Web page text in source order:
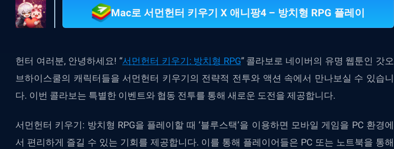
Mac로 서먼헌터 키우기 X 애니팡4 – 방치형 RPG 플레이
헌터 여러분, 안녕하세요! “서먼헌터 키우기: 방치형 RPG” 콜라보로 네이버의 유명 웹툰인 갓오
브하이스쿨의 캐릭터들을 서먼헌터 키우기의 전략적 전투와 액션 속에서 만나보실 수 있습니
다. 이번 콜라보는 특별한 이벤트와 협동 전투를 통해 새로운 도전을 제공합니다.
서먼헌터 키우기: 방치형 RPG을 플레이할 때 ‘블루스택’을 이용하면 모바일 게임을 PC 환경에
서 편리하게 즐길 수 있는 기회를 제공합니다. 이를 통해 플레이어들은 PC 또는 노트북을 통해